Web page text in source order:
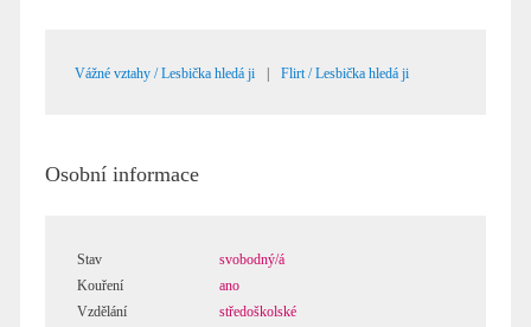
Vážné vztahy / Lesbička hledá ji Flirt / Lesbička hledá ji
Osobní informace
Stav
svobodný/á
Kouření
ano
Vzdělání
středoškolské